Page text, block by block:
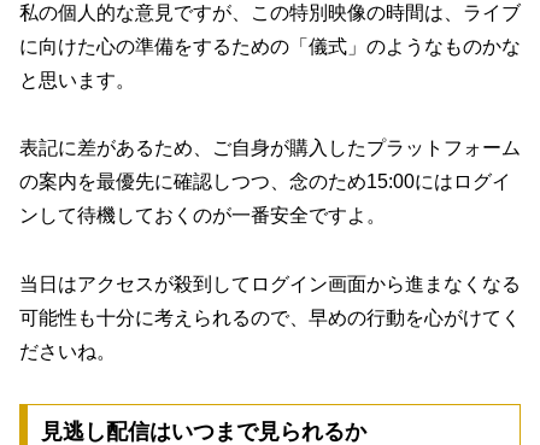
私の個人的な意見ですが、この特別映像の時間は、ライブ
に向けた心の準備をするための「儀式」のようなものかな
と思います。
表記に差があるため、ご自身が購入したプラットフォーム
の案内を最優先に確認しつつ、念のため15:00にはログイ
ンして待機しておくのが一番安全ですよ。
当日はアクセスが殺到してログイン画面から進まなくなる
可能性も十分に考えられるので、早めの行動を心がけてく
ださいね。
見逃し配信はいつまで見られるか